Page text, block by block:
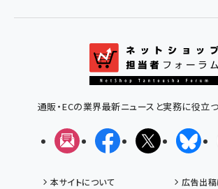
通販・ECの業界最新ニュースと実務に役立
メルマガFacebookX(エックス)
本サイトについて
広告出稿